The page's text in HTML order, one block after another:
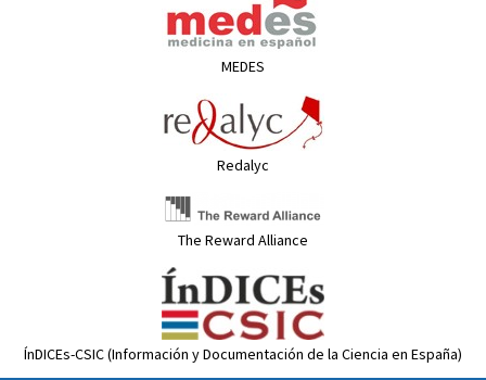
MEDES
Redalyc
The Reward Alliance
ÍnDICEs-CSIC (Información y Documentación de la Ciencia en España)